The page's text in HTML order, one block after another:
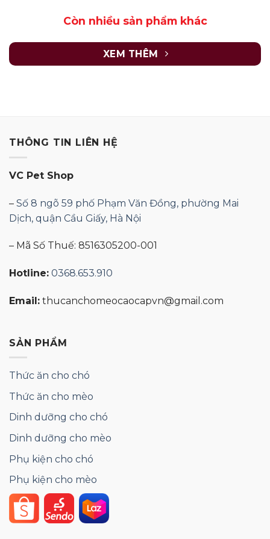
Còn nhiều sản phẩm khác
XEM THÊM
THÔNG TIN LIÊN HỆ
VC Pet Shop
– Số 8 ngõ 59 phố Phạm Văn Đồng, phường Mai
Dịch, quận Cầu Giấy, Hà Nội
– Mã Số Thuế: 8516305200-001
Hotline: 0368.653.910
Email: thucanchomeocaocapvn@gmail.com
SẢN PHẨM
Thức ăn cho chó
Thức ăn cho mèo
Dinh dưỡng cho chó
Dinh dưỡng cho mèo
Phụ kiện cho chó
Phụ kiện cho mèo